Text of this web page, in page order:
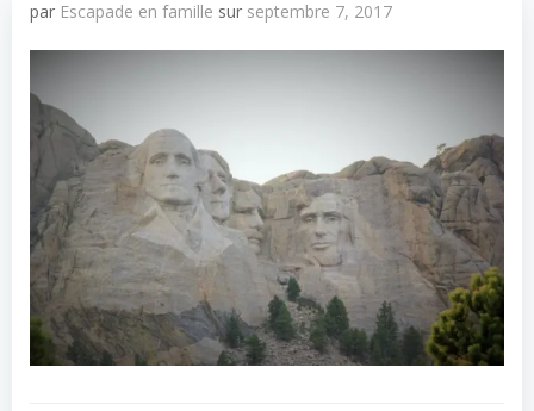
par Escapade en famille sur septembre 7, 2017